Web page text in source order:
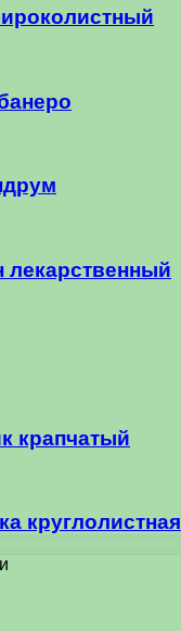
лекарственный
крапчатый
круглолистная